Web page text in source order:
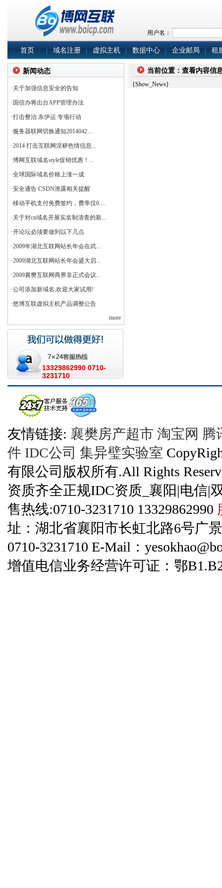
用户名：
首页 域名注册 虚拟主机 数据中心 企业邮局 租
新闻动态
·关于加强信息安全的告知
· 国信办将出台APP管理办法
·打击整治 东伊运 专项行动
·服务器联网切换通知2014042...
·2014 打击互联网淫秽色情信息...
·博网互联域名style促销优惠！...
·全球国际域名价格上涨一成
·安全通告 CSDN泄露相关提醒
·移动手机支付免费签约，费率仅0....
·关于对cn域名开展实名制清查的新...
·开论坛必须要做到以下几点
·2009年湖北互联网站长年会在武...
·2009湖北互联网站长年会盛大启...
·2009襄樊互联网商界非正式会议...
·公司添加新域名,欢迎大家试用!
·悠博互联虚拟主机产品调整公告
more
13329862990 0710-
3231710
当前位置：查看内容信
{Show_News}
友情链接: 襄樊房产超市 淘宝网 腾
件 IDC公司 集异璧实验室
有限公司版权所有.All Rights
资质齐全正规IDC资质_襄阳|电信|
售热线:0710-3231710 13329862990
址：湖北省襄阳市长虹北路6号广
0710-3231710 E-Mail：
增值电信业务经营许可证：鄂